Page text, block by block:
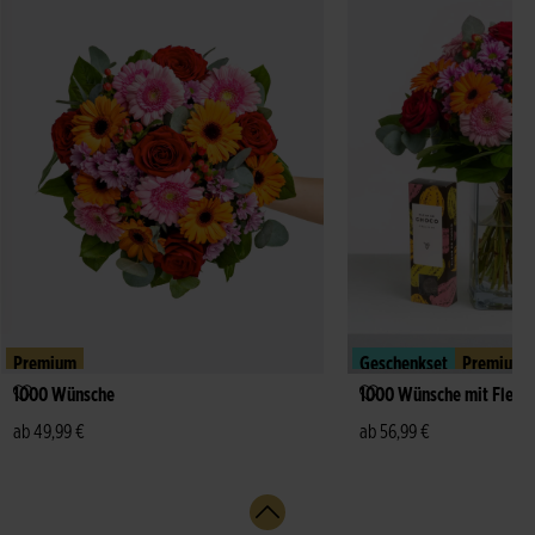
Premium
1000 Wünsche
ab 49,99 €
Geschenkset
Premium
1000 Wünsche mit Fleur
ab 56,99 €